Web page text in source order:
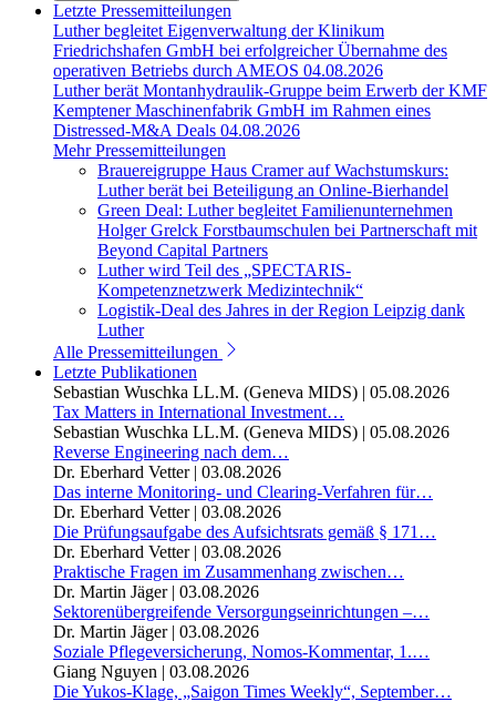
Letzte Pressemitteilungen
Luther begleitet Eigenverwaltung der Klinikum
Friedrichshafen GmbH bei erfolgreicher Übernahme des
operativen Betriebs durch AMEOS 04.08.2026
Luther berät Montanhydraulik-Gruppe beim Erwerb der KMF
Kemptener Maschinenfabrik GmbH im Rahmen eines
Distressed-M&A Deals 04.08.2026
Mehr Pressemitteilungen
Brauereigruppe Haus Cramer auf Wachstumskurs:
Luther berät bei Beteiligung an Online-Bierhandel
Green Deal: Luther begleitet Familienunternehmen
Holger Grelck Forstbaumschulen bei Partnerschaft mit
Beyond Capital Partners
Luther wird Teil des „SPECTARIS-
Kompetenznetzwerk Medizintechnik“
Logistik-Deal des Jahres in der Region Leipzig dank
Luther
Alle Pressemitteilungen
Letzte Publikationen
Sebastian Wuschka LL.M. (Geneva MIDS) | 05.08.2026
Tax Matters in International Investment…
Sebastian Wuschka LL.M. (Geneva MIDS) | 05.08.2026
Reverse Engineering nach dem…
Dr. Eberhard Vetter | 03.08.2026
Das interne Monitoring- und Clearing-Verfahren für…
Dr. Eberhard Vetter | 03.08.2026
Die Prüfungsaufgabe des Aufsichtsrats gemäß § 171…
Dr. Eberhard Vetter | 03.08.2026
Praktische Fragen im Zusammenhang zwischen…
Dr. Martin Jäger | 03.08.2026
Sektorenübergreifende Versorgungseinrichtungen –…
Dr. Martin Jäger | 03.08.2026
Soziale Pflegeversicherung, Nomos-Kommentar, 1.…
Giang Nguyen | 03.08.2026
Die Yukos-Klage, „Saigon Times Weekly“, September…